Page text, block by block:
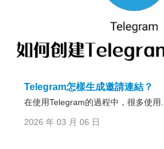
Telegram怎樣生成邀請連結？
在使用Telegram的過程中，很多使用...
2026 年 03 月 06 日